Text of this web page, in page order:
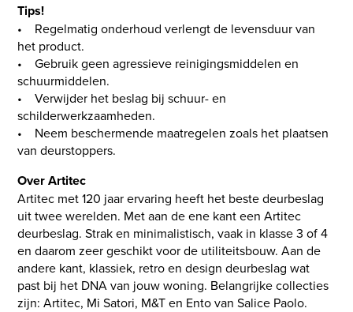
Tips!
• Regelmatig onderhoud verlengt de levensduur van
het product.
• Gebruik geen agressieve reinigingsmiddelen en
schuurmiddelen.
• Verwijder het beslag bij schuur- en
schilderwerkzaamheden.
• Neem beschermende maatregelen zoals het plaatsen
van deurstoppers.
Over Artitec
Artitec met 120 jaar ervaring heeft het beste deurbeslag
uit twee werelden. Met aan de ene kant een Artitec
deurbeslag. Strak en minimalistisch, vaak in klasse 3 of 4
en daarom zeer geschikt voor de utiliteitsbouw. Aan de
andere kant, klassiek, retro en design deurbeslag wat
past bij het DNA van jouw woning. Belangrijke collecties
zijn: Artitec, Mi Satori, M&T en Ento van Salice Paolo.